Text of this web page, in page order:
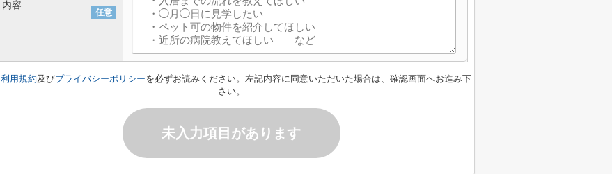
任意
内容
利用規約及びプライバシーポリシーを必ずお読みください。左記内容に同意いただいた場合は、確認画面へお進み下
さい。
未入力項目があります